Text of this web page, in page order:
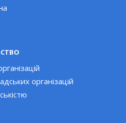
організацій